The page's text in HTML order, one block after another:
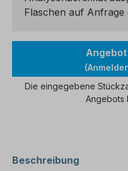
Flaschen auf Anfrage
Angebot
Die eingegebene
Angebots
Beschreibung